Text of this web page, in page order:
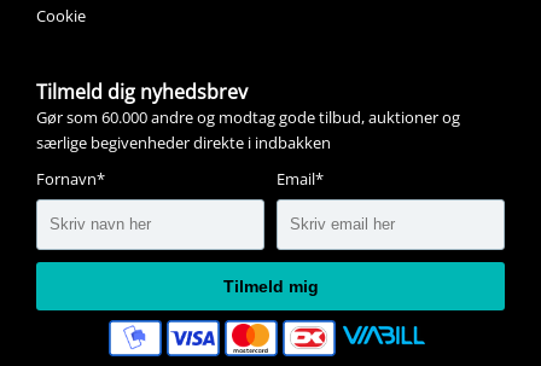
Cookie
Tilmeld dig nyhedsbrev
Gør som 60.000 andre og modtag gode tilbud, auktioner og
særlige begivenheder direkte i indbakken
Fornavn*
Email*
Tilmeld mig